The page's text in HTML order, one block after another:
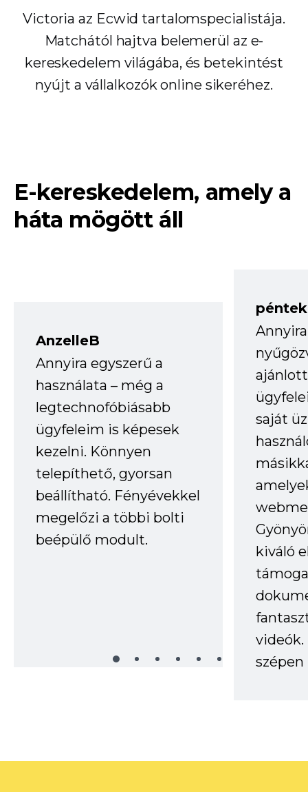
Victoria az Ecwid tartalomspecialistája.
Matchától hajtva belemerül az e-
kereskedelem világába, és betekintést
nyújt a vállalkozók online sikeréhez.
E-kereskedelem, amely a
háta mögött áll
AnzelleB
Annyira egyszerű a
használata – még a
legtechnofóbiásabb
ügyfeleim is képesek
kezelni. Könnyen
telepíthető, gyorsan
beállítható. Fényévekkel
megelőzi a többi bolti
beépülő modult.
saját
kiváló
videók.